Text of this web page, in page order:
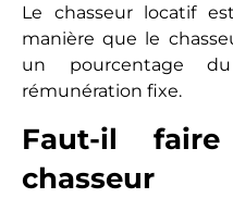
Le chasseur locatif
manière que le
un pourcentage
rémunération fixe.
Faut-il